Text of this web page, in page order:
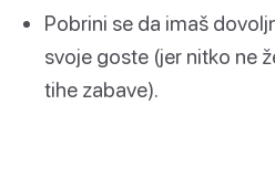
Pobrini se da imaš
svoje goste (jer nitko ne
tihe zabave).